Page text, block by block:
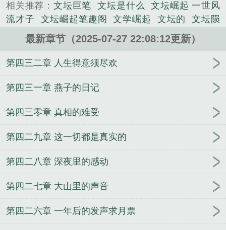
当年的灵儿吗？——《仙剑奇侠传》还记得当年......
《文坛崛起》是一世风流才子精心创作的都市类小
相关推荐：文坛巨笔 文坛是什么
文坛崛起 一世风
流才子
文坛崛起笔趣阁 文学崛起 文坛的
文坛陨
文坛 文坛崛起有多少女主角 文坛巨作
文坛没
文坛巨什么 文坛崛起起点
坛缔造者笔趣阁
文坛巨擘是谁
文坛
阅读
文坛衰落 文坛是什么意思?
文坛
么意思 文坛又叫什么
文
坛崛起txt校正
文坛重镇 文坛崛起笔趣
文坛巨擘怎
么读什么意思
文坛崛起txt
文
坛啥意思
文坛崛起TXT
最新章节（2025-07-27 22:08:12更新）
第四三二章 人生得意须尽欢
第四三一章 燕子的日记
第四三零章 真相的难受
第四二九章 这一切都是真实的
第四二八章 深夜里的感动
第四二七章 大山里的声音
第四二六章 一年后的发声求月票